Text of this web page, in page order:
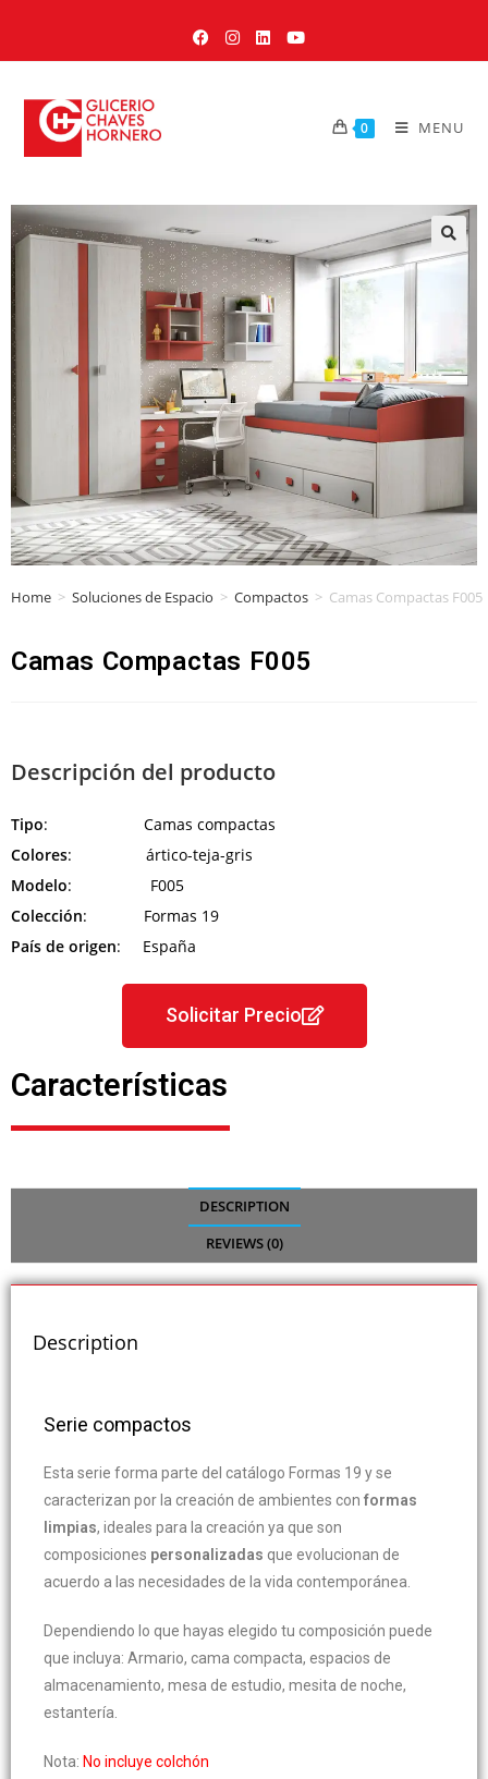
0 MENU
Home > Soluciones de Espacio > Compactos > Camas Compactas F005
Camas Compactas F005
Descripción del producto
Tipo: Camas compactas
Colores: ártico-teja-gris
Modelo: F005
Colección: Formas 19
País de origen: España
Solicitar Precio
Características
DESCRIPTION
REVIEWS (0)
Description
Serie compactos
Esta serie forma parte del catálogo Formas 19 y se
caracterizan por la creación de ambientes con formas
limpias, ideales para la creación ya que son
composiciones personalizadas que evolucionan de
acuerdo a las necesidades de la vida contemporánea.
Dependiendo lo que hayas elegido tu composición puede
que incluya: Armario, cama compacta, espacios de
almacenamiento, mesa de estudio, mesita de noche,
estantería.
Nota: No incluye colchón